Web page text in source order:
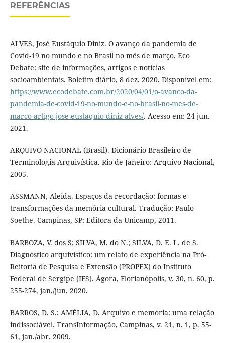
REFERÊNCIAS
ALVES, José Eustáquio Diniz. O avanço da pandemia de
Covid-19 no mundo e no Brasil no mês de março. Eco
Debate: site de informações, artigos e notícias
socioambientais. Boletim diário, 8 dez. 2020. Disponível em:
https://www.ecodebate.com.br/2020/04/01/o-avanco-da-
pandemia-de-covid-19-no-mundo-e-no-brasil-no-mes-de-
marco-artigo-jose-eustaquio-diniz-alves/. Acesso em: 24 jun.
2021.
ARQUIVO NACIONAL (Brasil). Dicionário Brasileiro de
Terminologia Arquivística. Rio de Janeiro: Arquivo Nacional,
2005.
ASSMANN, Aleida. Espaços da recordação: formas e
transformações da memória cultural. Tradução: Paulo
Soethe. Campinas, SP: Editora da Unicamp, 2011.
BARBOZA, V. dos S; SILVA, M. do N.; SILVA, D. E. L. de S.
Diagnóstico arquivístico: um relato de experiência na Pró-
Reitoria de Pesquisa e Extensão (PROPEX) do Instituto
Federal de Sergipe (IFS). Ágora, Florianópolis, v. 30, n. 60, p.
255-274, jan./jun. 2020.
BARROS, D. S.; AMÉLIA, D. Arquivo e memória: uma relação
indissociável. TransInformação, Campinas, v. 21, n. 1, p. 55-
61, jan./abr. 2009.